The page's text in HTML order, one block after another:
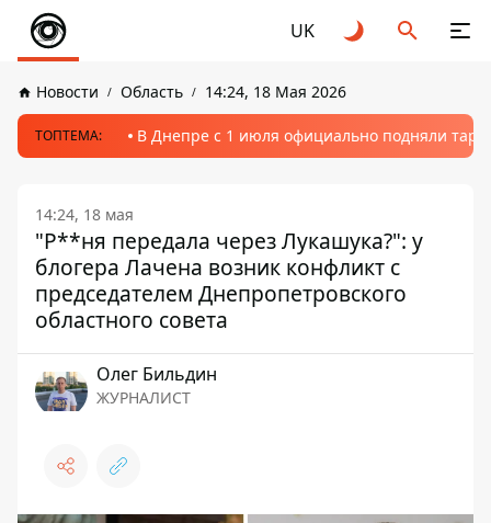
UK
Новости Область 14:24, 18 Мая 2026
ТОПТЕМА: В Днепре с 1 июля официально подняли
14:24, 18 мая
"Р**ня передала через Лукашука?": у
блогера Лачена возник конфликт с
председателем Днепропетровского
областного совета
Олег Бильдин
ЖУРНАЛИСТ